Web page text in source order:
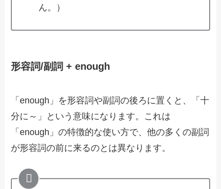
ん。）
形容詞/副詞 + enough
「enough」を形容詞や副詞の後ろに置くと、「十
分に～」という意味になります。これは
「enough」の特徴的な使い方で、他の多くの副詞
が形容詞の前に来るのとは異なります。